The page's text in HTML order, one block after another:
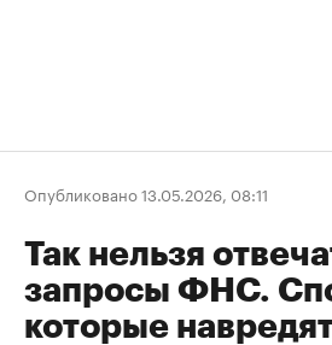
Опубликовано 13.05.2026, 08:11
Так нельзя
запросы ФНС.
которые